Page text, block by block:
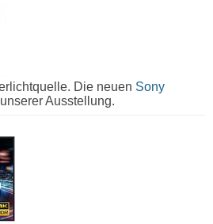
Die neuen Sony
Ausstellung.